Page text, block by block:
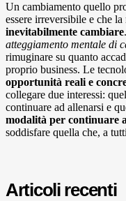
Un cambiamento quello
essere irreversibile e che
inevitabilmente cambiare
atteggiamento mentale di
rimuginare su quanto
proprio business. Le
opportunità reali e
collegare due interessi:
continuare ad allenarsi e
modalità per continuare
soddisfare quella che, a
Articoli recenti